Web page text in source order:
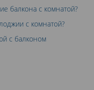
балкона с комнатой?
с комнатой?
с балконом